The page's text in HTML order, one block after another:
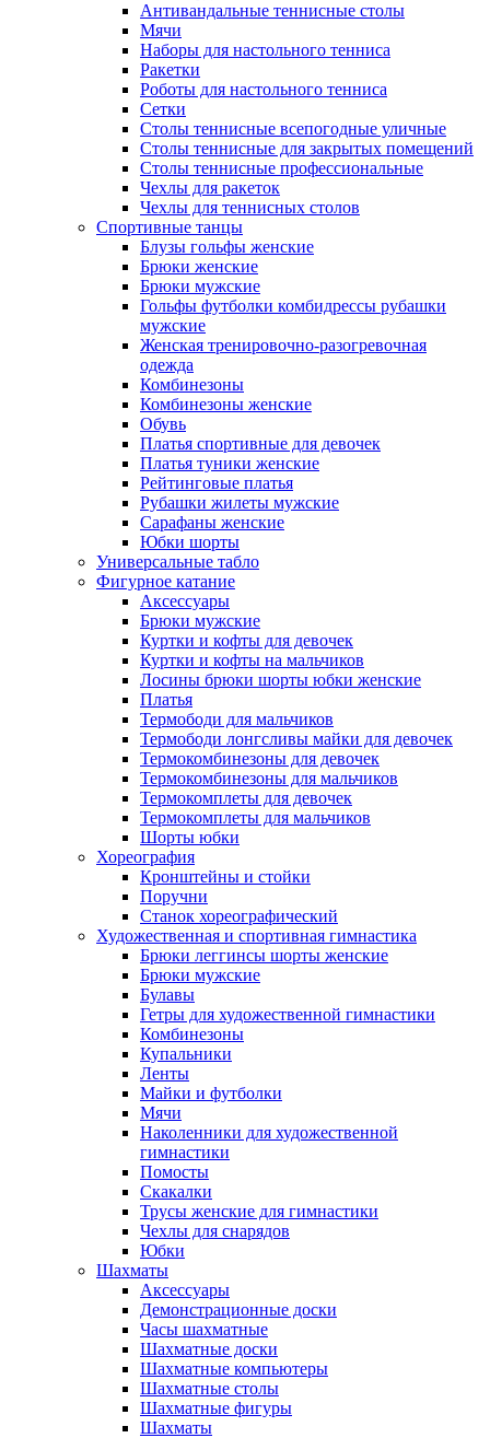
Антивандальные теннисные столы
Мячи
Наборы для настольного тенниса
Ракетки
Роботы для настольного тенниса
Сетки
Столы теннисные всепогодные уличные
Столы теннисные для закрытых помещений
Столы теннисные профессиональные
Чехлы для ракеток
Чехлы для теннисных столов
Спортивные танцы
Блузы гольфы женские
Брюки женские
Брюки мужские
Гольфы футболки комбидрессы рубашки
мужские
Женская тренировочно-разогревочная
одежда
Комбинезоны
Комбинезоны женские
Обувь
Платья спортивные для девочек
Платья туники женские
Рейтинговые платья
Рубашки жилеты мужские
Сарафаны женские
Юбки шорты
Универсальные табло
Фигурное катание
Аксессуары
Брюки мужские
Куртки и кофты для девочек
Куртки и кофты на мальчиков
Лосины брюки шорты юбки женские
Платья
Термободи для мальчиков
Термободи лонгсливы майки для девочек
Термокомбинезоны для девочек
Термокомбинезоны для мальчиков
Термокомплеты для девочек
Термокомплеты для мальчиков
Шорты юбки
Хореография
Кронштейны и стойки
Поручни
Станок хореографический
Художественная и спортивная гимнастика
Брюки леггинсы шорты женские
Брюки мужские
Булавы
Гетры для художественной гимнастики
Комбинезоны
Купальники
Ленты
Майки и футболки
Мячи
Наколенники для художественной
гимнастики
Помосты
Скакалки
Трусы женские для гимнастики
Чехлы для снарядов
Юбки
Шахматы
Аксессуары
Демонстрационные доски
Часы шахматные
Шахматные доски
Шахматные компьютеры
Шахматные столы
Шахматные фигуры
Шахматы